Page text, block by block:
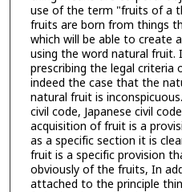
use of the term "fruits of a
fruits are born from things
which will be able to create
using the word natural fruit.
prescribing the legal
indeed the case that the
natural fruit is
civil code, Japanese civil
acquisition of fruit is a
as a specific section it is
fruit is a specific provision
obviously of the fruits, In
attached to the principle